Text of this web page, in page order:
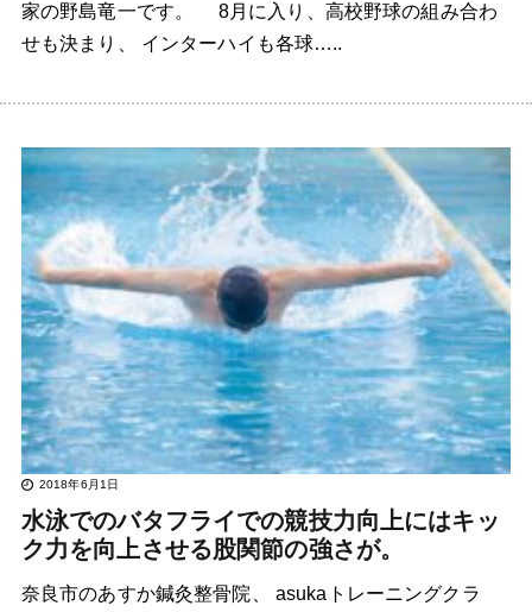
家の野島竜一です。 8月に入り、高校野球の組み合わ
せも決まり、 インターハイも各球…..
2018年6月1日
水泳でのバタフライでの競技力向上にはキッ
ク力を向上させる股関節の強さが。
奈良市のあすか鍼灸整骨院、 asukaトレーニングクラ